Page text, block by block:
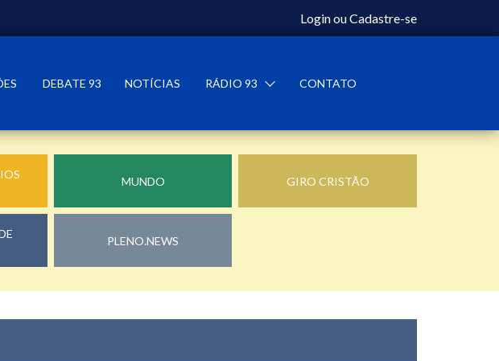
LoginouCadastre-se
DEBATE 93 NOTÍCIAS RÁDIO 93 CONTATO
MUNDO GIRO CRISTÃO
PLENO.NEWS